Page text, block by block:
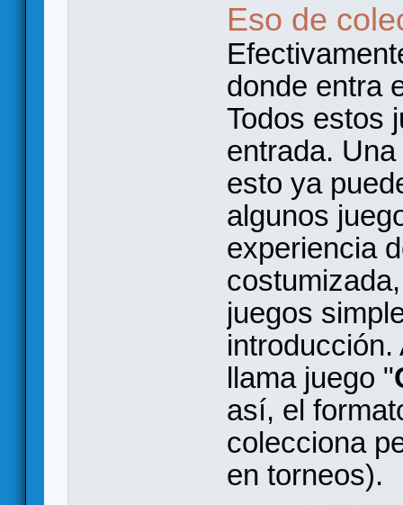
Eso de
donde entra
Todos estos
entrada.
esto ya
algunos
experiencia
juegos
introducción.
llama juego "
así, el
colecciona
en torneos).